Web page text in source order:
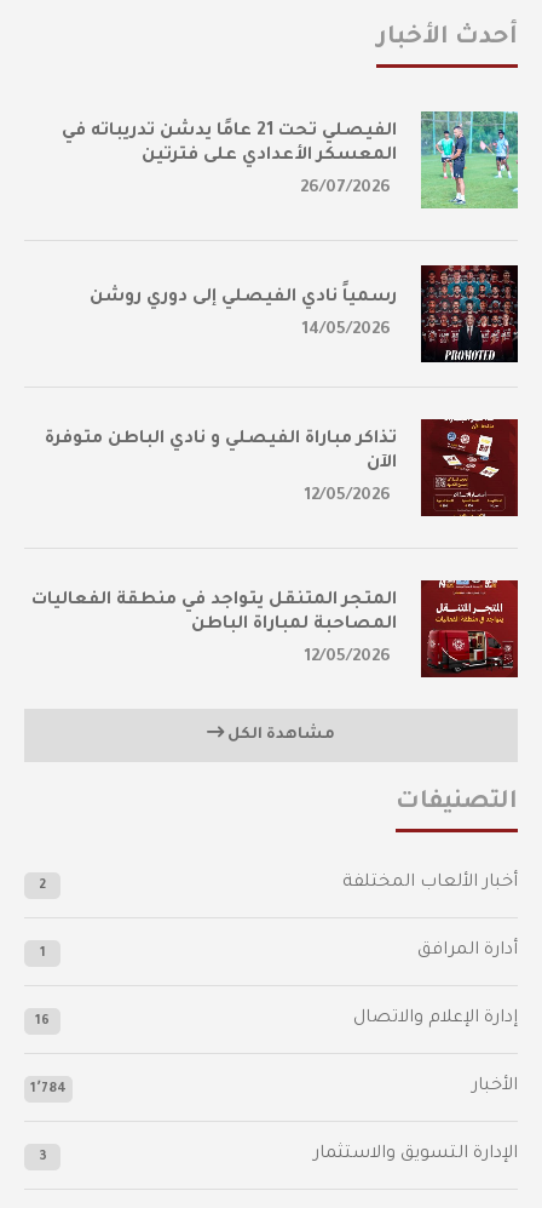
أحدث الأخبار
الفيصلي تحت 21 عامًا يدشن تدريباته في
المعسكر الأعدادي على فترتين
26/07/2026
رسمياً نادي الفيصلي إلى دوري روشن
14/05/2026
تذاكر مباراة الفيصلي و نادي الباطن متوفرة
الآن
12/05/2026
المتجر المتنقل يتواجد في منطقة الفعاليات
المصاحبة لمباراة الباطن
12/05/2026
مشاهدة الكل
التصنيفات
أخبار الألعاب المختلفة 2
أدارة المرافق 1
إدارة الإعلام والاتصال 16
الأخبار 1٬784
الإدارة التسويق والاستثمار 3